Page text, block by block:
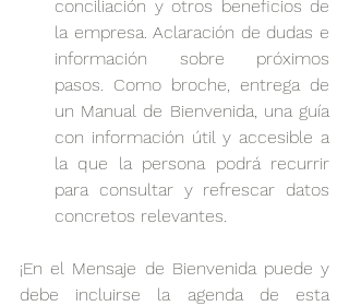
conciliación y otros beneficios de
la empresa. Aclaración de dudas e
información sobre próximos
pasos. Como broche, entrega de
un Manual de Bienvenida, una guía
con información útil y accesible a
la que la persona podrá recurrir
para consultar y refrescar datos
concretos relevantes.
¡En el Mensaje de Bienvenida puede y
debe incluirse la agenda de esta